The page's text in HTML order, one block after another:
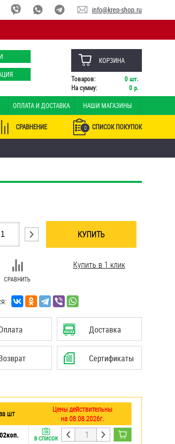
info@krep-shop.ru
КОРЗИНА
Товаров: 0 шт.
На сумму:
0 р.
ОПЛАТА И ДОСТАВКА НАШИ МАГАЗИНЫ
0 СПИСОК ПОКУПОК
СРАВНЕНИЕ
КУПИТЬ
СРАВНИТЬ
Купить в 1 клик
Доставка
Сертификаты
шт
Цены действительны
на 08.08.2026г.
В СПИСОК